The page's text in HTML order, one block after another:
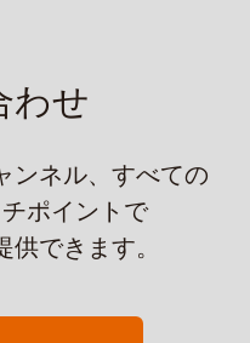
わせ
ンネル、すべての
ポイントで
できます。